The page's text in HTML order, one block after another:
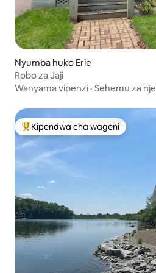
Nyumba huko Erie
Robo za Jaji
Wanyama vipenzi · Sehemu za nje
Kipendwa maarufu cha wageni
Kipendwa cha wageni